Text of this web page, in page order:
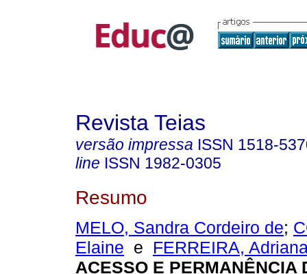
Revista Teias
versão impressa ISSN 1518-
line ISSN 1982-0305
Resumo
MELO, Sandra Cordeiro de;
Elaine e FERREIRA,
ACESSO E PERMANÊNCIA